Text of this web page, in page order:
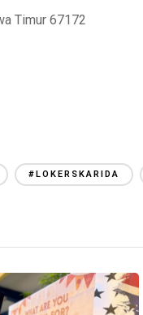
Timur 67172
#LOKERSKARIDA